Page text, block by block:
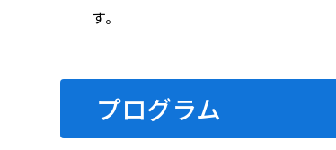
す。
プログラム